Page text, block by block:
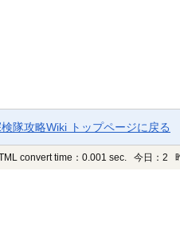
隊攻略Wiki トップページに戻る
convert time：0.001 sec. 今日：2